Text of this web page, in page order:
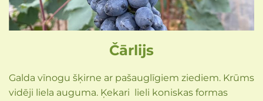
Čārlijs
Galda vīnogu šķirne ar pašauglīgiem ziediem. Krūms
vidēji liela auguma. Ķekari lieli koniskas formas